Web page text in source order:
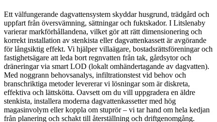
Ett välfungerande dagvattensystem skyddar husgrund, trädgård och
uppfart från översvämning, sättningar och fuktskador. I Litslenaby
varierar markförhållandena, vilket gör att rätt dimensionering och
korrekt installation av stenkista eller dagvattenkassett är avgörande
för långsiktig effekt. Vi hjälper villaägare, bostadsrättsföreningar och
fastighetsägare att leda bort regnvatten från tak, gårdsytor och
dräneringar via smart LOD (lokalt omhändertagande av dagvatten).
Med noggrann behovsanalys, infiltrationstest vid behov och
branschriktiga metoder levererar vi lösningar som är diskreta,
effektiva och lättskötta. Oavsett om du vill uppgradera en äldre
stenkista, installera moderna dagvattenkassetter med hög
magasinvolym eller koppla om stuprör – vi tar hand om hela kedjan
från planering och schakt till återställning och driftgenomgång.